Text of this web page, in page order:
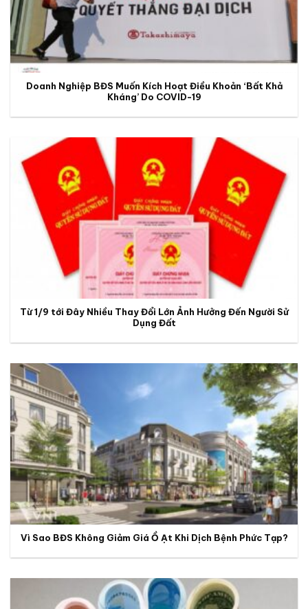
Doanh Nghiệp BĐS Muốn Kích Hoạt Điều Khoản ‘Bất Khả
Kháng’ Do COVID-19
Từ 1/9 tới Đây Nhiều Thay Đổi Lớn Ảnh Hưởng Đến Người Sử
Dụng Đất
Vì Sao BĐS Không Giảm Giá Ồ Ạt Khi Dịch Bệnh Phức Tạp?